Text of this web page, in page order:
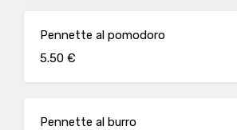
Pennette al pomodoro
5.50 €
Pennette al burro